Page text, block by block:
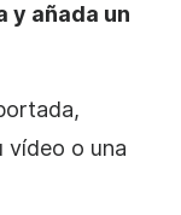
y añada un
vídeo o una